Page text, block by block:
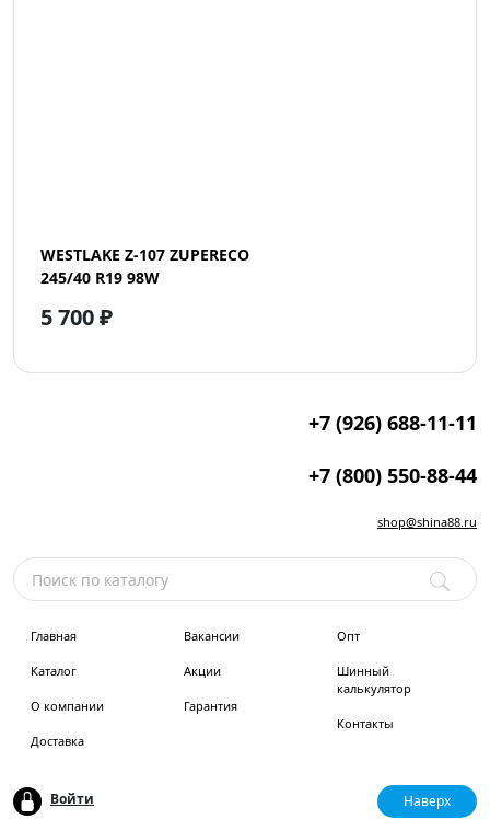
WESTLAKE Z-107 ZUPERECO
245/40 R19 98W
5 700 ₽
+7 (926) 688-11-11
+7 (800) 550-88-44
shop@shina88.ru
Главная
Каталог
О компании
Доставка
Вакансии
Акции
Гарантия
Опт
Шинный
калькулятор
Контакты
Войти Наверх